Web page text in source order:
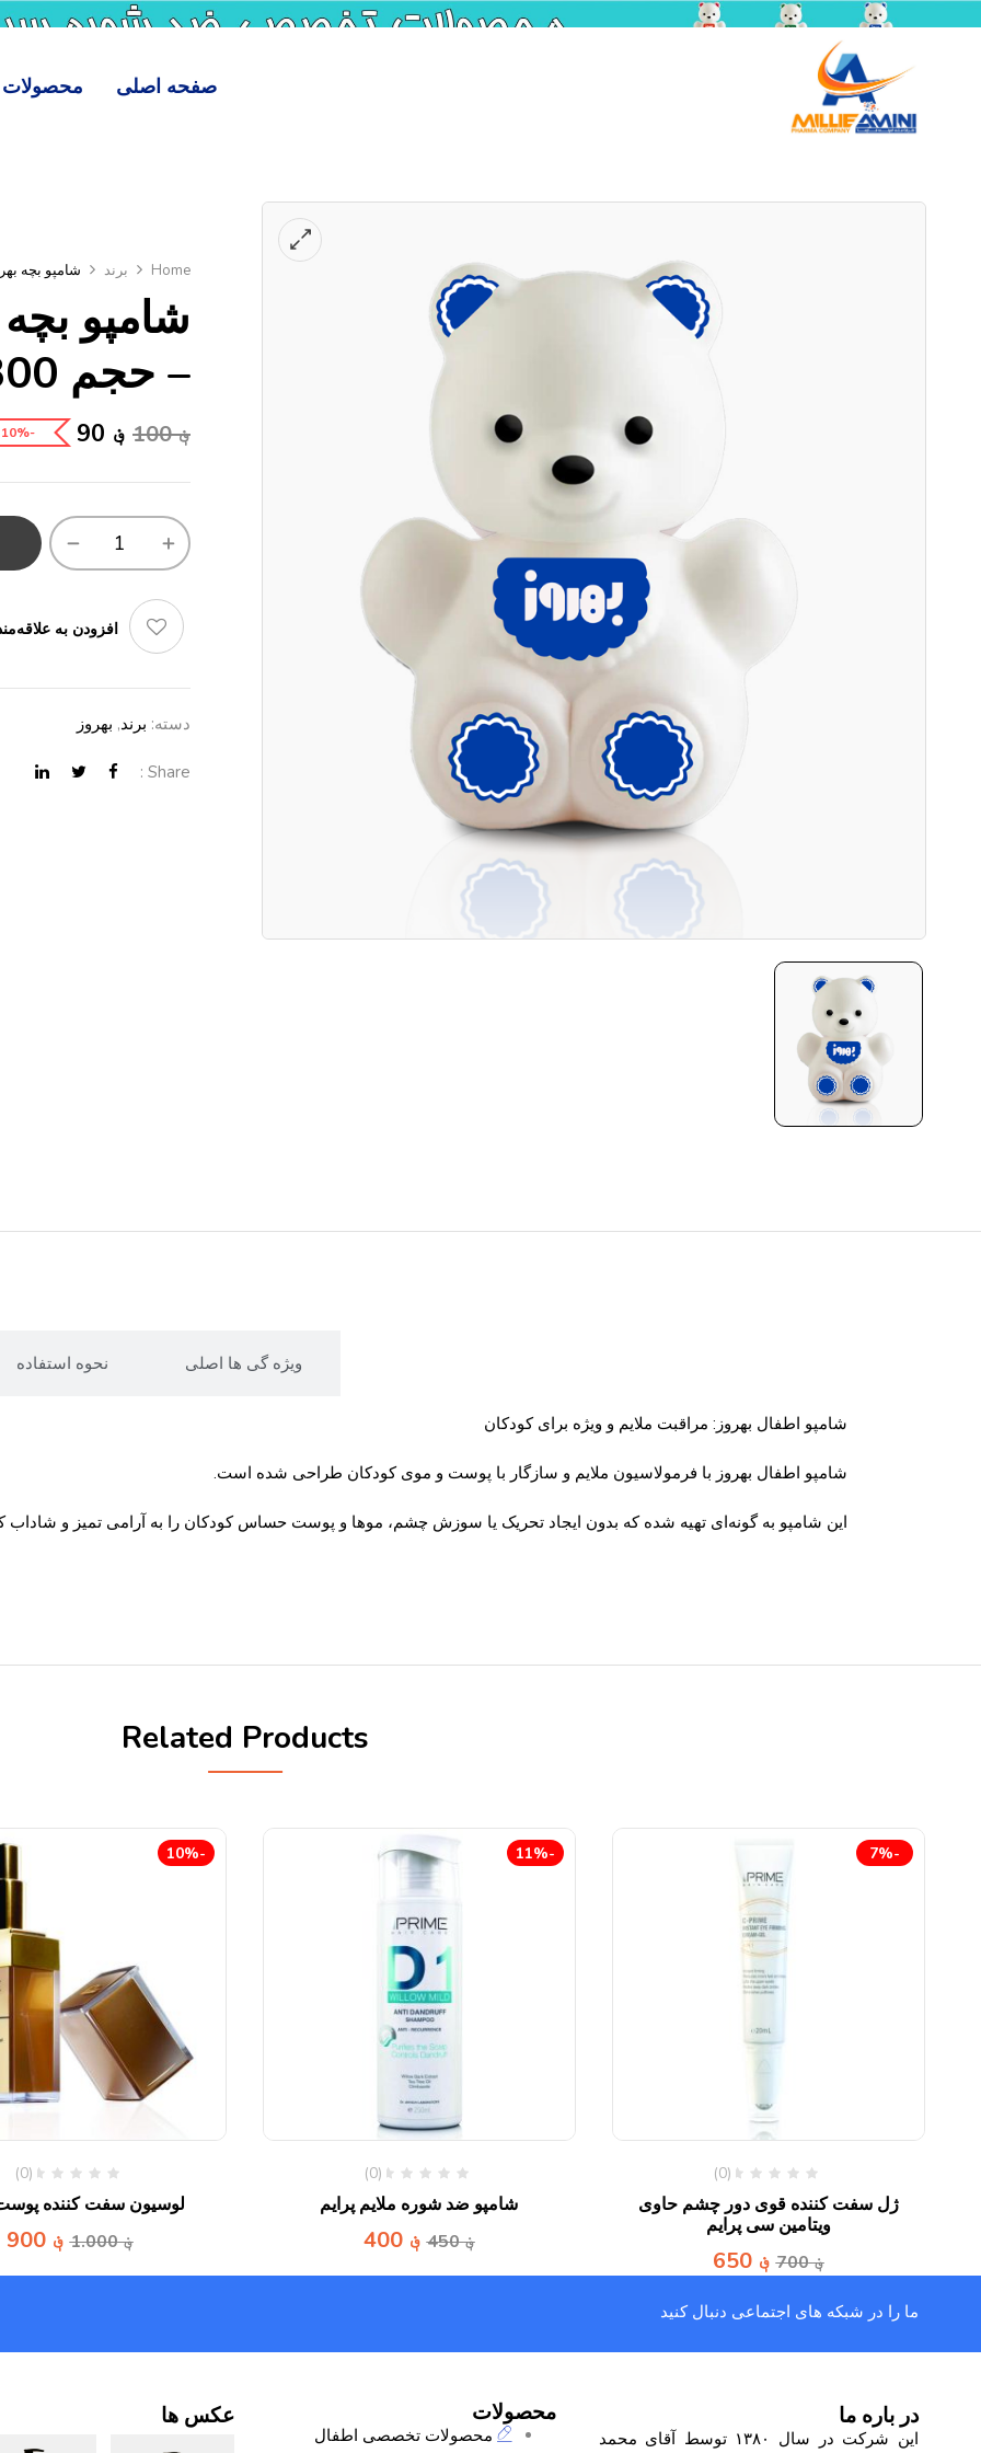
صفحه اصلی محصولات
Home برند شامپو بچه
شامپو
– حجم 300 میلی لیتر
؋100 ؋ -10%
افزودن به
دسته: برند, بهروز
Share :
ویژه گی ها اصلی نحوه استفاده
شامپو اطفال بهروز: مراقبت ملایم و ویژه برای کودکان
شامپو اطفال بهروز با فرمولاسیون ملایم و سازگار با پوست و موی کودکان طراحی شده است.
این شامپو به گونه‌ای تهیه شده که بدون ایجاد تحریک یا سوزش چشم، موها و پوست حساس کودکان را به آرامی تمیز و شاداب
Related Products
-7%
(0)
ژل سفت کننده قوی دور چشم حاوی
ویتامین سی پرایم
؋700 ؋ 650
-11%
(0)
شامپو ضد شوره ملایم پرایم
؋450 ؋ 400
-10%
(0)
لوسیون سفت کننده پوست
؋1.000 ؋ 900
ما را در شبکه های اجتماعی دنبال کنید
در باره ما
این شرکت در سال ۱۳۸۰ توسط آقای محمد
محصولات
محصولات تخصصی اطفال
عکس ها